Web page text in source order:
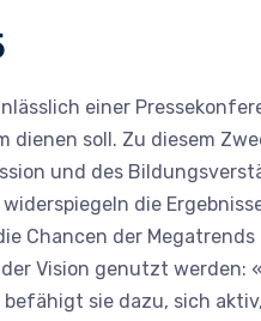
einer
soll. Zu diesem
und des
die
Chancen der
Vision genutzt
sie dazu, sich